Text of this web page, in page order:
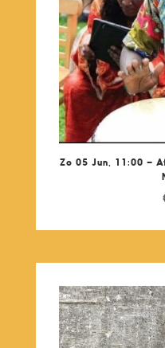
Zo 05 Jun, 11:00 –